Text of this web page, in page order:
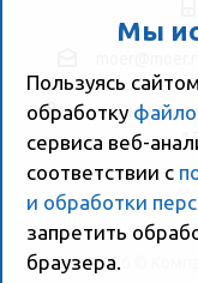
Мы
Пользуясь
обработку
сервиса веб-
соответствии с
и обработки
запретить
браузера.
ул.
2026 ©